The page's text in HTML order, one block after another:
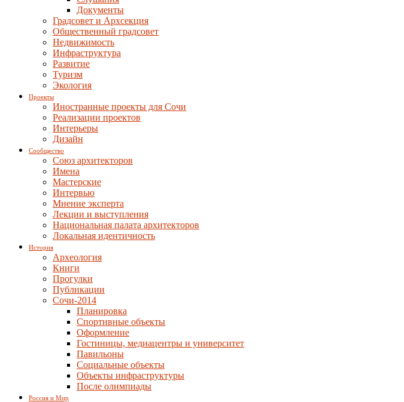
Документы
Градсовет и Архсекция
Общественный градсовет
Недвижимость
Инфраструктура
Развитие
Туризм
Экология
Проекты
Иностранные проекты для Сочи
Реализации проектов
Интерьеры
Дизайн
Сообщество
Союз архитекторов
Имена
Мастерские
Интервью
Мнение эксперта
Лекции и выступления
Национальная палата архитекторов
Локальная идентичность
История
Археология
Книги
Прогулки
Публикации
Сочи-2014
Планировка
Спортивные объекты
Оформление
Гостиницы, медиацентры и университет
Павильоны
Социальные объекты
Объекты инфраструктуры
После олимпиады
Россия и Мир